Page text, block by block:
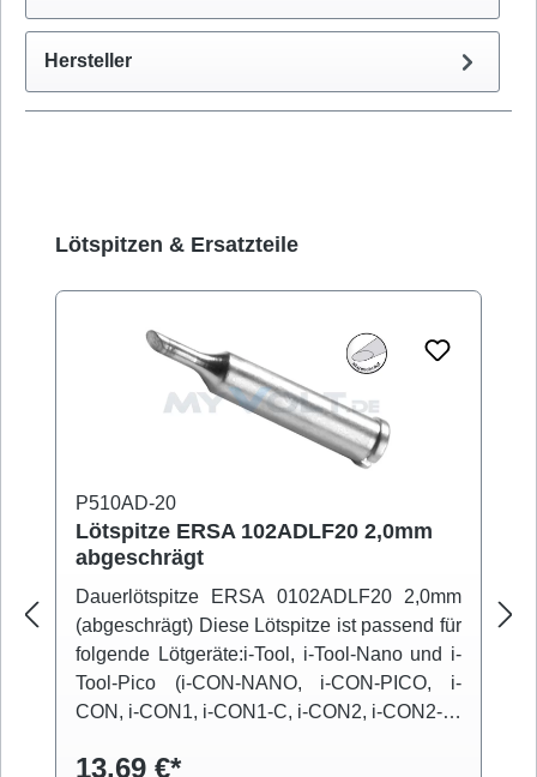
Hersteller
Produktgalerie überspringen
Lötspitzen & Ersatzteile
P510AD-20
Lötspitze ERSA 102ADLF20 2,0mm
abgeschrägt
Dauerlötspitze ERSA 0102ADLF20 2,0mm
(abgeschrägt) Diese Lötspitze ist passend für
folgende Lötgeräte:i-Tool, i-Tool-Nano und i-
Tool-Pico (i-CON-NANO, i-CON-PICO, i-
CON, i-CON1, i-CON1-C, i-CON2, i-CON2-C,
13,69 €*